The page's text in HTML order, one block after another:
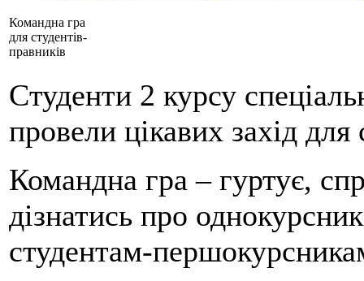
Командна гра
для студентів-
правників
Cтуденти 2 курсу
провели цікавих захід
Командна гра – гуртує,
дізнатись про
студентам-